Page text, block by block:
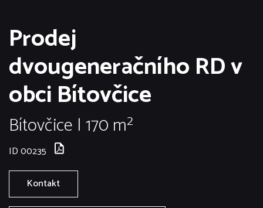
Prodej
dvougeneračního RD v
obci Bítovčice
Bítovčice | 170 m²
ID 00235
Kontakt